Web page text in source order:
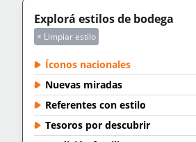
Explorá estilos de bodega
× Limpiar estilo
Íconos nacionales
Nuevas miradas
Referentes con estilo
Tesoros por descubrir